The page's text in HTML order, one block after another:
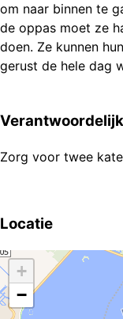
om naar binnen te
de oppas moet ze
doen. Ze kunnen
gerust de hele dag
Zorg voor twee
Locatie
+
−